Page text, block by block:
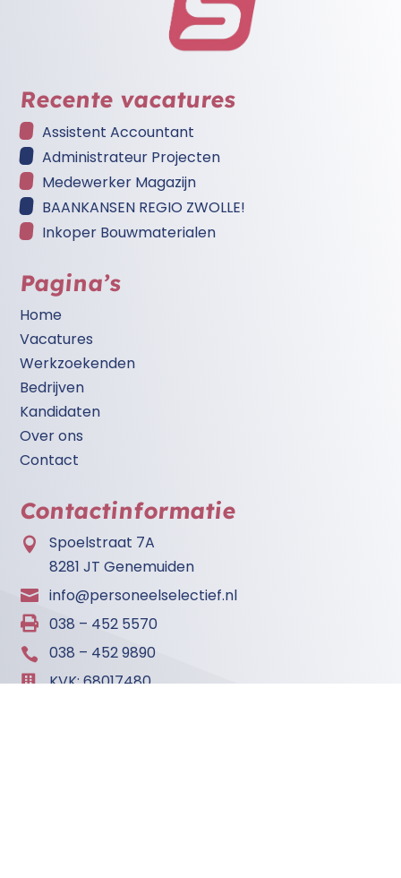
Recente vacatures
Assistent Accountant
Administrateur Projecten
Medewerker Magazijn
BAANKANSEN REGIO ZWOLLE!
Inkoper Bouwmaterialen
Pagina’s
Home
Vacatures
Werkzoekenden
Bedrijven
Kandidaten
Over ons
Contact
Contactinformatie

Spoelstraat 7A
8281 JT Genemuiden
 info@personeelselectief.nl
 038 – 452 5570
 038 – 452 9890
 KVK: 68017480